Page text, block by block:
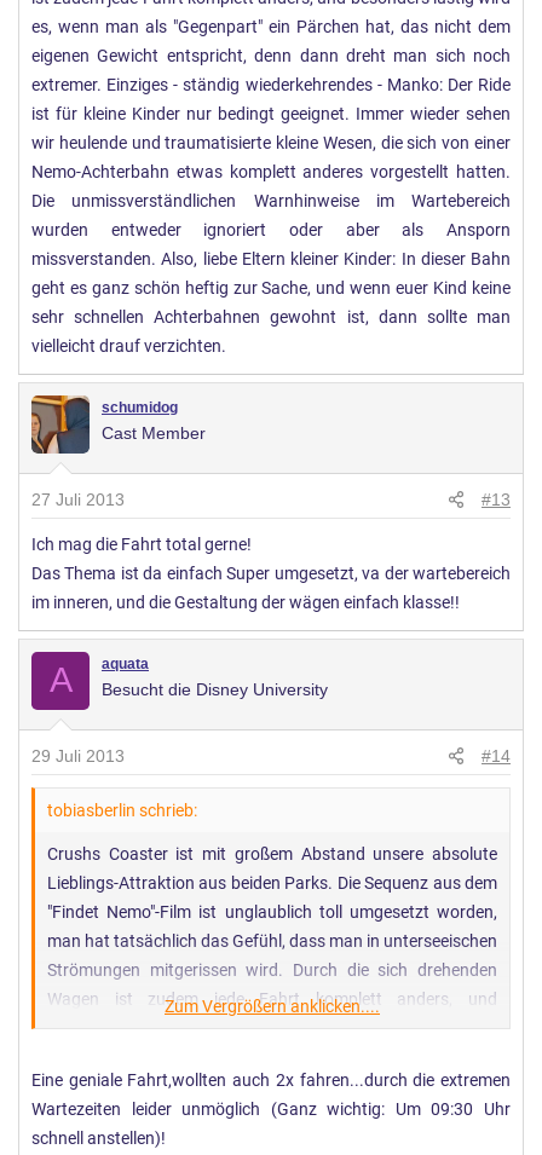
es, wenn man als "Gegenpart" ein Pärchen hat, das nicht dem
eigenen Gewicht entspricht, denn dann dreht man sich noch
extremer. Einziges - ständig wiederkehrendes - Manko: Der Ride
ist für kleine Kinder nur bedingt geeignet. Immer wieder sehen
wir heulende und traumatisierte kleine Wesen, die sich von einer
Nemo-Achterbahn etwas komplett anderes vorgestellt hatten.
Die unmissverständlichen Warnhinweise im Wartebereich
wurden entweder ignoriert oder aber als Ansporn
missverstanden. Also, liebe Eltern kleiner Kinder: In dieser Bahn
geht es ganz schön heftig zur Sache, und wenn euer Kind keine
sehr schnellen Achterbahnen gewohnt ist, dann sollte man
vielleicht drauf verzichten.
schumidog
Cast Member
27 Juli 2013 #13
Ich mag die Fahrt total gerne!
Das Thema ist da einfach Super umgesetzt, va der wartebereich
im inneren, und die Gestaltung der wägen einfach klasse!!
A aquata
Besucht die Disney University
29 Juli 2013 #14
tobiasberlin schrieb:
Crushs Coaster ist mit großem Abstand unsere absolute
Lieblings-Attraktion aus beiden Parks. Die Sequenz aus dem
"Findet Nemo"-Film ist unglaublich toll umgesetzt worden,
man hat tatsächlich das Gefühl, dass man in unterseeischen
Strömungen mitgerissen wird. Durch die sich drehenden
Wagen ist zudem jede Fahrt komplett anders, und
besonders lustig wird es, wenn man als "Gegenpart" ein
denn dann dreht man sich noch extremer. Einziges - ständig
wiederkehrendes - Manko: Der Ride ist für kleine Kinder nur
bedingt geeignet. Immer wieder sehen wir heulende und
Zum Vergrößern anklicken....
Eine geniale Fahrt,wollten auch 2x fahren...durch die extremen
Wartezeiten leider unmöglich (Ganz wichtig: Um 09:30 Uhr
schnell anstellen)!